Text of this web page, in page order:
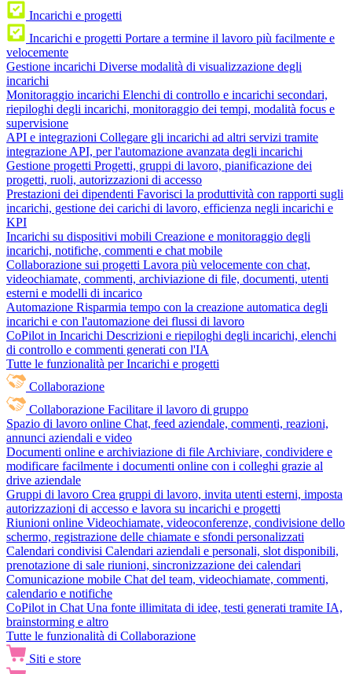
Incarichi e progetti
Incarichi e progetti Portare a termine il lavoro più facilmente e
velocemente
Gestione incarichi Diverse modalità di visualizzazione degli
incarichi
Monitoraggio incarichi Elenchi di controllo e incarichi secondari,
riepiloghi degli incarichi, monitoraggio dei tempi, modalità focus e
supervisione
API e integrazioni Collegare gli incarichi ad altri servizi tramite
integrazione API, per l'automazione avanzata degli incarichi
Gestione progetti Progetti, gruppi di lavoro, pianificazione dei
progetti, ruoli, autorizzazioni di accesso
Prestazioni dei dipendenti Favorisci la produttività con rapporti sugli
incarichi, gestione dei carichi di lavoro, efficienza negli incarichi e
KPI
Incarichi su dispositivi mobili Creazione e monitoraggio degli
incarichi, notifiche, commenti e chat mobile
Collaborazione sui progetti Lavora più velocemente con chat,
videochiamate, commenti, archiviazione di file, documenti, utenti
esterni e modelli di incarico
Automazione Risparmia tempo con la creazione automatica degli
incarichi e con l'automazione dei flussi di lavoro
CoPilot in Incarichi Descrizioni e riepiloghi degli incarichi, elenchi
di controllo e commenti generati con l'IA
Tutte le funzionalità per Incarichi e progetti
Collaborazione
Collaborazione Facilitare il lavoro di gruppo
Spazio di lavoro online Chat, feed aziendale, commenti, reazioni,
annunci aziendali e video
Documenti online e archiviazione di file Archiviare, condividere e
modificare facilmente i documenti online con i colleghi grazie al
drive aziendale
Gruppi di lavoro Crea gruppi di lavoro, invita utenti esterni, imposta
autorizzazioni di accesso e lavora su incarichi e progetti
Riunioni online Videochiamate, videoconferenze, condivisione dello
schermo, registrazione delle chiamate e sfondi personalizzati
Calendari condivisi Calendari aziendali e personali, slot disponibili,
prenotazione di sale riunioni, sincronizzazione dei calendari
Comunicazione mobile Chat del team, videochiamate, commenti,
calendario e notifiche
CoPilot in Chat Una fonte illimitata di idee, testi generati tramite IA,
brainstorming e altro
Tutte le funzionalità di Collaborazione
Siti e store